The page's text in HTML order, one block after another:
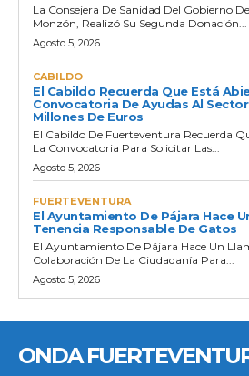
La Consejera De Sanidad Del Gobierno
Monzón, Realizó Su Segunda Donación...
Agosto 5, 2026
CABILDO
El Cabildo Recuerda Que Está
Convocatoria De Ayudas Al
Millones De Euros
El Cabildo De Fuerteventura Recuerda
La Convocatoria Para Solicitar Las...
Agosto 5, 2026
FUERTEVENTURA
El Ayuntamiento De Pájara Hace
Tenencia Responsable De Gatos
El Ayuntamiento De Pájara Hace Un
Colaboración De La Ciudadanía Para...
Agosto 5, 2026
ONDA